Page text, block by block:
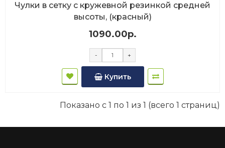
Чулки в сетку с кружевной резинкой средней
высоты, (красный)
1090.00р.
- +
Купить
Показано с 1 по 1 из 1 (всего 1 страниц)